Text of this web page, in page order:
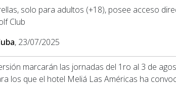
solo para adultos (+18), posee acceso
Club
, 23/07/2025
marcarán las jornadas del 1ro al 3 de
los que el hotel Meliá Las Américas ha